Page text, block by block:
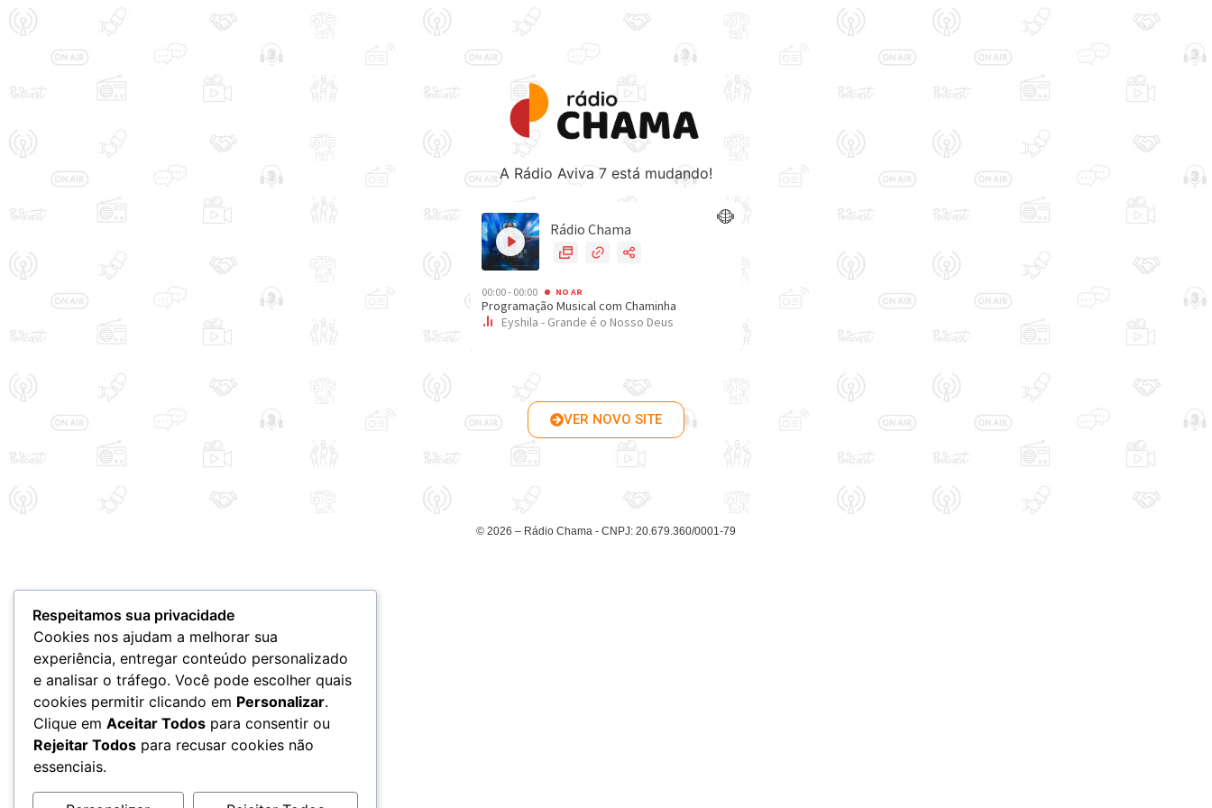
A Rádio Aviva 7 está mudando!
VER NOVO SITE
© 2026 – Rádio Chama - CNPJ: 20.679.360/0001-79
Respeitamos sua privacidade
Cookies nos ajudam a melhorar sua
experiência, entregar conteúdo personalizado
e analisar o tráfego. Você pode escolher quais
cookies permitir clicando em Personalizar.
Clique em Aceitar Todos para consentir ou
Rejeitar Todos para recusar cookies não
essenciais.